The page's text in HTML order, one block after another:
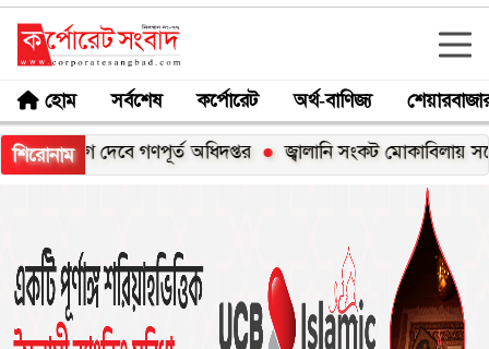
হোম সর্বশেষ কর্পোরেট অর্থ-বাণিজ্য
শিরোনাম
দেবে গণপূর্ত অধিদপ্তর জ্বালানি সংকট মোকাবিলায় সর্বোচ্চ